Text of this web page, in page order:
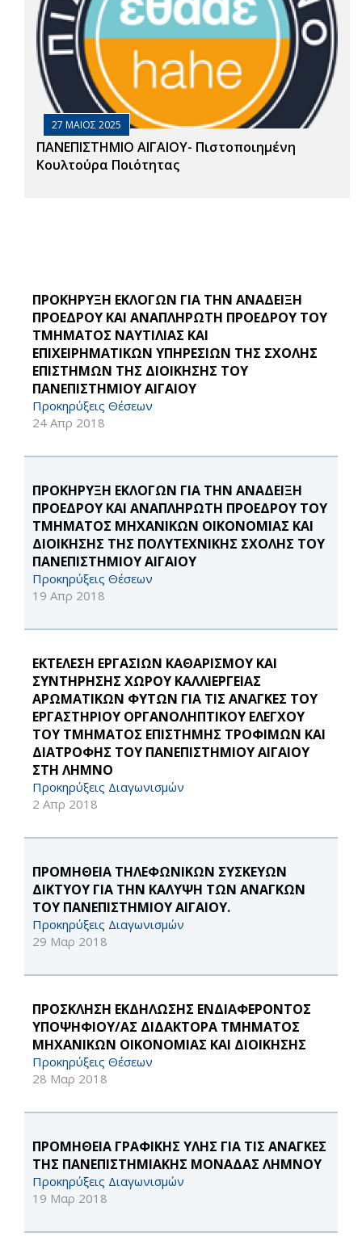
27 ΜΑΙΟΣ 2025
ΠΑΝΕΠΙΣΤΗΜΙΟ ΑΙΓΑΙΟΥ- Πιστοποιημένη
Κουλτούρα Ποιότητας
ΠΡΟΚΗΡΥΞΗ ΕΚΛΟΓΩΝ ΓΙΑ ΤΗΝ ΑΝΑΔΕΙΞΗ
ΠΡΟΕΔΡΟΥ ΚΑΙ ΑΝΑΠΛΗΡΩΤΗ ΠΡΟΕΔΡΟΥ ΤΟΥ
ΤΜΗΜΑΤΟΣ ΝΑΥΤΙΛΙΑΣ ΚΑΙ
ΕΠΙΧΕΙΡΗΜΑΤΙΚΩΝ ΥΠΗΡΕΣΙΩΝ ΤΗΣ ΣΧΟΛΗΣ
ΕΠΙΣΤΗΜΩΝ ΤΗΣ ΔΙΟΙΚΗΣΗΣ ΤΟΥ
ΠΑΝΕΠΙΣΤΗΜΙΟΥ ΑΙΓΑΙΟΥ
Προκηρύξεις Θέσεων
24 Απρ 2018
ΠΡΟΚΗΡΥΞΗ ΕΚΛΟΓΩΝ ΓΙΑ ΤΗΝ ΑΝΑΔΕΙΞΗ
ΠΡΟΕΔΡΟΥ ΚΑΙ ΑΝΑΠΛΗΡΩΤΗ ΠΡΟΕΔΡΟΥ ΤΟΥ
ΤΜΗΜΑΤΟΣ ΜΗΧΑΝΙΚΩΝ ΟΙΚΟΝΟΜΙΑΣ ΚΑΙ
ΔΙΟΙΚΗΣΗΣ ΤΗΣ ΠΟΛΥΤΕΧΝΙΚΗΣ ΣΧΟΛΗΣ ΤΟΥ
ΠΑΝΕΠΙΣΤΗΜΙΟΥ ΑΙΓΑΙΟΥ
Προκηρύξεις Θέσεων
19 Απρ 2018
ΕΚΤΕΛΕΣΗ ΕΡΓΑΣΙΩΝ ΚΑΘΑΡΙΣΜΟΥ ΚΑΙ
ΣΥΝΤΗΡΗΣΗΣ ΧΩΡΟΥ ΚΑΛΛΙΕΡΓΕΙΑΣ
ΑΡΩΜΑΤΙΚΩΝ ΦΥΤΩΝ ΓΙΑ ΤΙΣ ΑΝΑΓΚΕΣ ΤΟΥ
ΕΡΓΑΣΤΗΡΙΟΥ ΟΡΓΑΝΟΛΗΠΤΙΚΟΥ ΕΛΕΓΧΟΥ
ΤΟΥ ΤΜΗΜΑΤΟΣ ΕΠΙΣΤΗΜΗΣ ΤΡΟΦΙΜΩΝ ΚΑΙ
ΔΙΑΤΡΟΦΗΣ ΤΟΥ ΠΑΝΕΠΙΣΤΗΜΙΟΥ ΑΙΓΑΙΟΥ
ΣΤΗ ΛΗΜΝΟ
Προκηρύξεις Διαγωνισμών
2 Απρ 2018
ΠΡΟΜΗΘΕΙΑ ΤΗΛΕΦΩΝΙΚΩΝ ΣΥΣΚΕΥΩΝ
ΔΙΚΤΥΟΥ ΓΙΑ ΤΗΝ ΚΑΛΥΨΗ ΤΩΝ ΑΝΑΓΚΩΝ
ΤΟΥ ΠΑΝΕΠΙΣΤΗΜΙΟΥ ΑΙΓΑΙΟΥ.
Προκηρύξεις Διαγωνισμών
29 Μαρ 2018
ΠΡΟΣΚΛΗΣΗ ΕΚΔΗΛΩΣΗΣ ΕΝΔΙΑΦΕΡΟΝΤΟΣ
ΥΠΟΨΗΦΙΟΥ/ΑΣ ΔΙΔΑΚΤΟΡΑ ΤΜΗΜΑΤΟΣ
ΜΗΧΑΝΙΚΩΝ ΟΙΚΟΝΟΜΙΑΣ ΚΑΙ ΔΙΟΙΚΗΣΗΣ
Προκηρύξεις Θέσεων
28 Μαρ 2018
ΠΡΟΜΗΘΕΙΑ ΓΡΑΦΙΚΗΣ ΥΛΗΣ ΓΙΑ ΤΙΣ ΑΝΑΓΚΕΣ
ΤΗΣ ΠΑΝΕΠΙΣΤΗΜΙΑΚΗΣ ΜΟΝΑΔΑΣ ΛΗΜΝΟΥ
Προκηρύξεις Διαγωνισμών
19 Μαρ 2018